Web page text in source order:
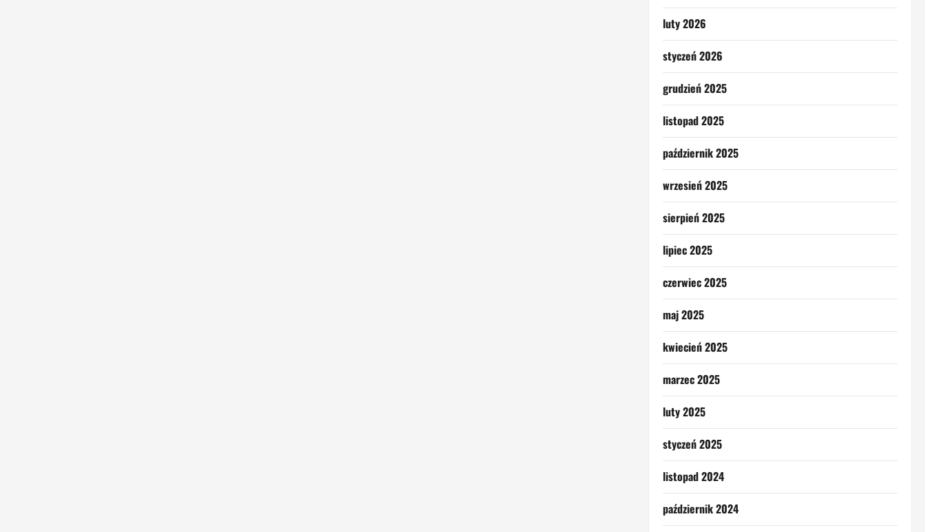
luty 2026
styczeń 2026
grudzień 2025
listopad 2025
październik 2025
wrzesień 2025
sierpień 2025
lipiec 2025
czerwiec 2025
maj 2025
kwiecień 2025
marzec 2025
luty 2025
styczeń 2025
listopad 2024
październik 2024